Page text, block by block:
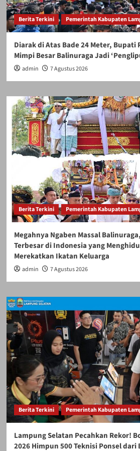
Berita Terkini Pemerintah Kabupaten
Diarak di Atas Bade 24 Meter, Bupati
Mimpi Besar Balinuraga Jadi
admin 7 Agustus 2026
Berita Terkini Pemerintah Kabupaten
Megahnya Ngaben Massal
Terbesar di Indonesia yang
Merekatkan Ikatan Keluarga
admin 7 Agustus 2026
Berita Terkini Pemerintah Kabupaten
Lampung Selatan Pecahkan Rekor!
2026 Himpun 500 Teknisi Ponsel dari